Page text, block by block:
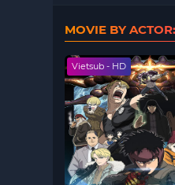
MOVIE BY
Vietsub - HD